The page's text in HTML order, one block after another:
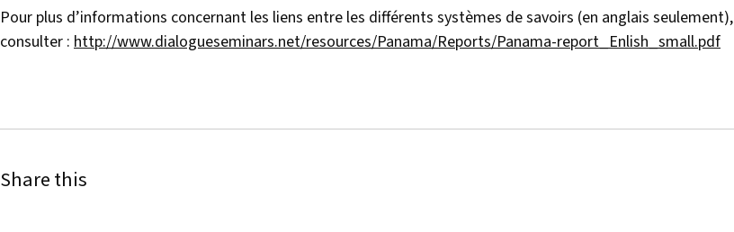
Pour plus d’informations concernant les liens entre les différents systèmes de savoirs (en anglais seulement),
consulter : http://www.dialogueseminars.net/resources/Panama/Reports/Panama-report_Enlish_small.pdf
Share this